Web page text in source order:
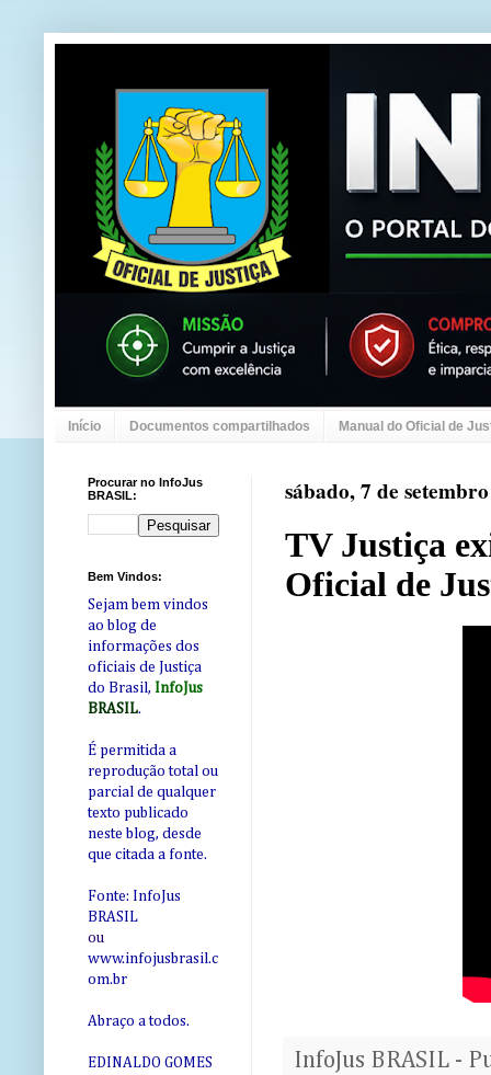
Início Documentos compartilhados Manual do Oficial de
sábado, 7 de
TV Justiça
Oficial de
InfoJus BRASIL -
Procurar no InfoJus
BRASIL:
Bem Vindos:
Sejam bem vindos
ao blog de
informações dos
oficiais de Justiça
do Brasil, InfoJus
BRASIL.
É permitida a
reprodução total ou
parcial de qualquer
texto publicado
neste blog, desde
que citada a fonte.
Fonte: InfoJus
BRASIL
ou
www.infojusbrasil.c
om.br
Abraço a todos.
EDINALDO GOMES